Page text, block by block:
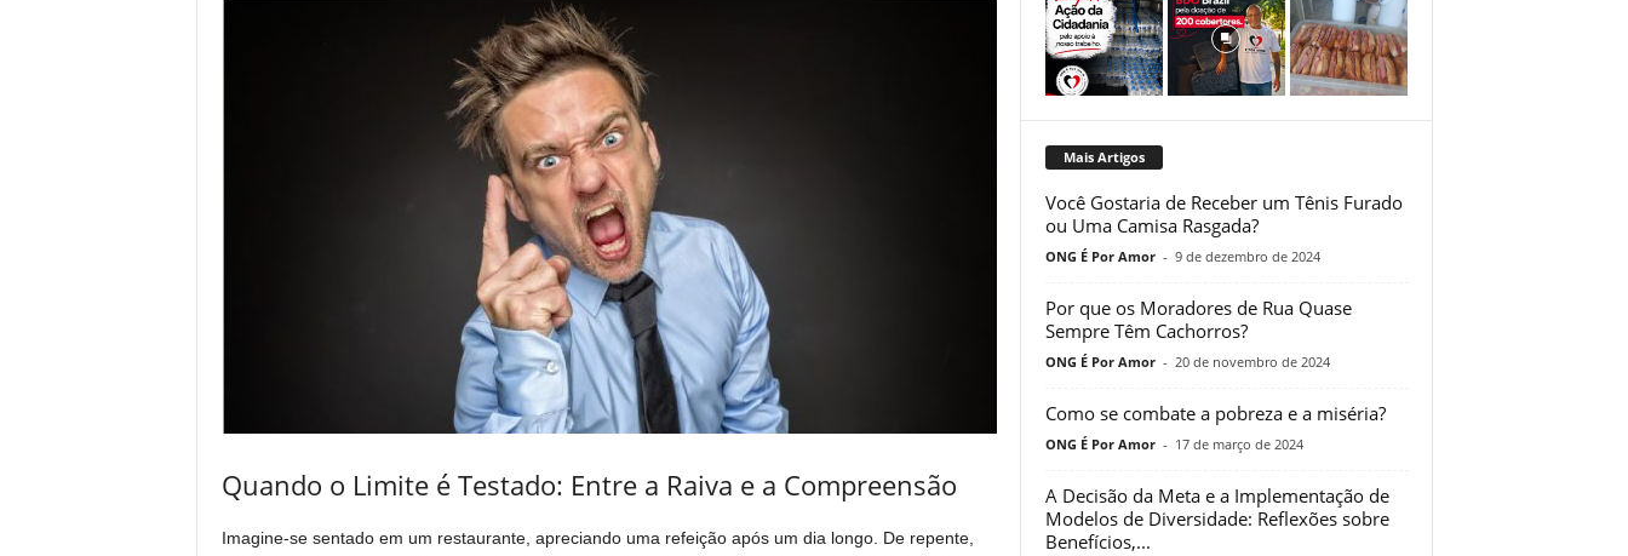
Quando o Limite é Testado: Entre a Raiva e a Compreensão
Imagine-se sentado em um restaurante, apreciando uma refeição após um dia longo. De repente,
Mais Artigos
Você Gostaria de Receber um Tênis Furado
ou Uma Camisa Rasgada?
ONG É Por Amor - 9 de dezembro de 2024
Por que os Moradores de Rua Quase
Sempre Têm Cachorros?
ONG É Por Amor - 20 de novembro de 2024
Como se combate a pobreza e a miséria?
ONG É Por Amor - 17 de março de 2024
A Decisão da Meta e a Implementação de
Modelos de Diversidade: Reflexões sobre
Benefícios,...